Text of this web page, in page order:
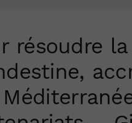
résoudre